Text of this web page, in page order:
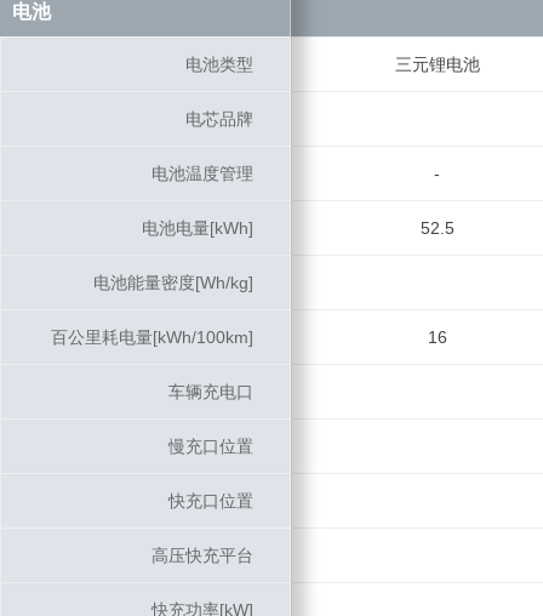
电池
电池类型 三元锂电池
电芯品牌
电池温度管理 -
电池电量[kWh] 52.5
电池能量密度[Wh/kg]
百公里耗电量[kWh/100km] 16
车辆充电口
慢充口位置
快充口位置
高压快充平台
快充功率[kW]
电池
电池类型
电芯品牌
电池温度管理
电池电量[kWh]
电池能量密度[Wh/kg]
百公里耗电量[kWh/100km]
车辆充电口
慢充口位置
快充口位置
高压快充平台
快充功率[kW]